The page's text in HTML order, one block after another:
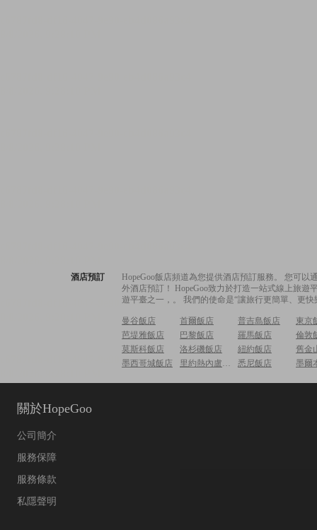
酒店預訂
HopeGoo飯店頻道為您提供酒店預訂服務。 您可
外酒店預訂！ HopeGoo致力於打造一站式線上旅
遊平臺之一，。 我們的使命是“讓旅行更簡單、更
曼谷飯店 首爾飯店 普吉島飯店
東京
芭堤雅飯店
巴黎飯店 羅馬飯店
倫敦
莫斯科飯店
洛杉磯飯店 紐約飯店
舊金
墨西哥城飯店
里約熱內盧飯店 悉尼飯店 墨爾
關於HopeGoo
公司簡介
服務保障
服務條款
私隱聲明